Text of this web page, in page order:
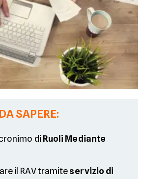
SAPERE:
di Ruoli Mediante
il RAV tramiteservizio di